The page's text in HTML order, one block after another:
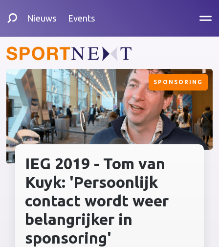
Nieuws Events
SPONSORING
IEG 2019 - Tom van
Kuyk: 'Persoonlijk
contact wordt weer
belangrijker in
sponsoring'